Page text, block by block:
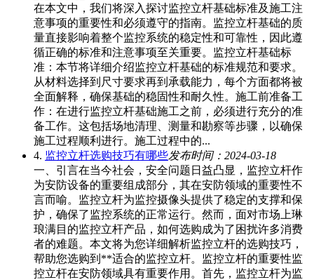
在本文中，我们将深入探讨监控立杆基础标准及施工注
意事项的重要性和必须遵守的指南。监控立杆基础的质
量直接影响着整个监控系统的稳定性和可靠性，因此遵
循正确的标准和注意事项至关重要。监控立杆基础标
准：本节将详细介绍监控立杆基础的标准规范和要求。
从材料选择到尺寸要求再到承载能力，每个方面都将被
全面解释，确保基础的稳固性和耐久性。施工前准备工
作：在进行监控立杆基础施工之前，必须进行充分的准
备工作。这包括场地清理、测量和勘察等步骤，以确保
施工过程顺利进行。施工过程中的...
4. 监控立杆选购技巧有哪些发布时间：2024-03-18
一、引言在当今社会，安全问题日益凸显，监控立杆作
为安防设备的重要组成部分，其在安防领域的重要性不
言而喻。监控立杆为监控摄像头提供了稳定的支撑和保
护，确保了监控系统的正常运行。然而，面对市场上琳
琅满目的监控立杆产品，如何选购成为了困扰许多消费
者的难题。本文将为您详细解析监控立杆的选购技巧，
帮助您选购到**适合的监控立杆。监控立杆的重要性监
控立杆在安防领域具有重要作用。首先，监控立杆为监